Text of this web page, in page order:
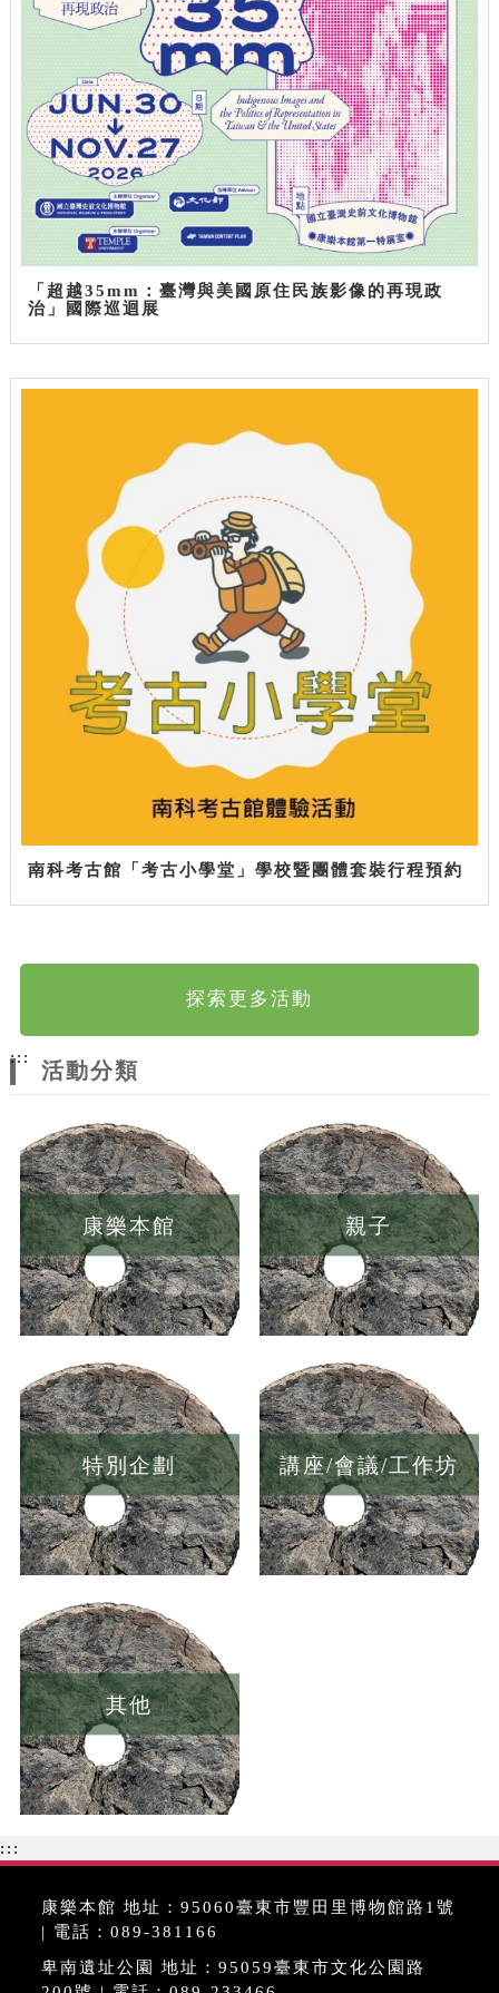
「超越35mm：臺灣與美國原住民族影像的再現政
治」國際巡迴展
南科考古館「考古小學堂」學校暨團體套裝行程預約
探索更多活動
:::
活動分類
康樂本館 親子
特別企劃 講座/會議/工作坊
其他
:::
康樂本館 地址：95060臺東市豐田里博物館路1號
| 電話：089-381166
卑南遺址公園 地址：95059臺東市文化公園路